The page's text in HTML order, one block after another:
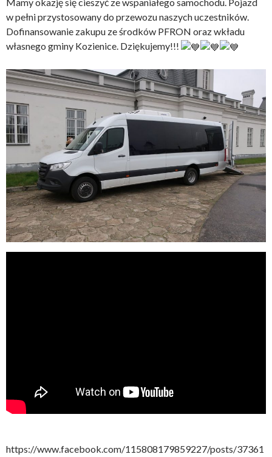
w pełni przystosowany do przewozu naszych uczestników.
Dofinansowanie zakupu ze środków PFRON oraz wkładu
własnego gminy Kozienice. Dziękujemy!!!
https://www.facebook.com/115808179859227/posts/37361